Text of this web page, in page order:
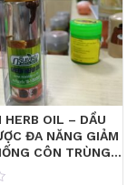
HERB OIL – DẦU
ĐA NĂNG GIẢM
CÔN TRÙNG,
TINH THẦN/LỐC 6